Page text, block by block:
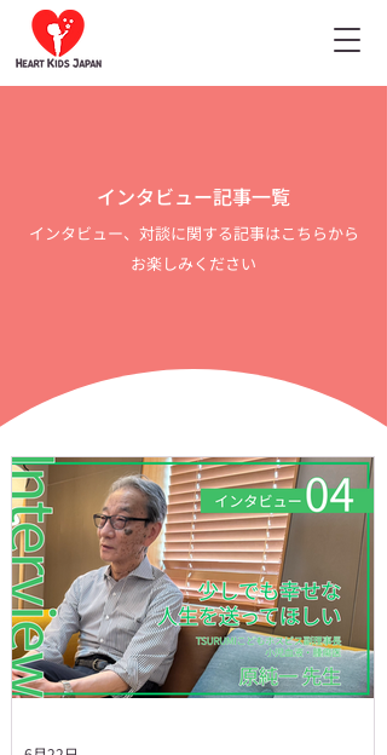
インタビュー記事一覧
インタビュー、対談に関する記事はこちらから
お楽しみください